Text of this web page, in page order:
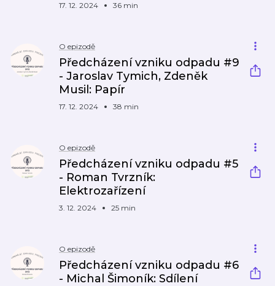
17. 12. 2024 36 min
O epizodě
Předcházení vzniku odpadu #9
- Jaroslav Tymich, Zdeněk
Musil: Papír
17. 12. 2024 38 min
O epizodě
Předcházení vzniku odpadu #5
- Roman Tvrzník:
Elektrozařízení
3. 12. 2024 25 min
O epizodě
Předcházení vzniku odpadu #6
- Michal Šimoník: Sdílení